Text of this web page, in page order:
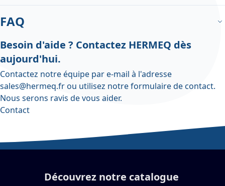
FAQ
Besoin d'aide ? Contactez HERMEQ dès
aujourd'hui.
Contactez notre équipe par e-mail à l'adresse
sales@hermeq.frou utilisez notreformulaire de contact.
Nous serons ravis de vous aider.
Contact
Découvrez notre catalogue